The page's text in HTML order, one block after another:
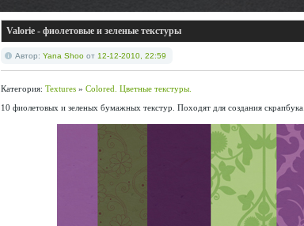
Valorie - фиолетовые и зеленые текстуры
Автор: Yana Shooот 12-12-2010, 22:59
Категория: Textures» Colored. Цветные текстуры.
10 фиолетовых и зеленых бумажных текстур. Походят для создания скрапбука.